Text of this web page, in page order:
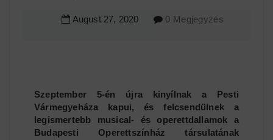
August 27, 2020 0 Megjegyzés
Szeptember 5-én újra kinyílnak a Pesti
Vármegyeháza kapui, és felcsendülnek a
legismertebb musical- és operettdallamok a
Budapesti Operettszínház társulatának